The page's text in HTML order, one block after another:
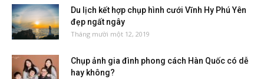
Du lịch kết hợp chụp hình cưới Vĩnh Hy Phú Yên
đẹp ngất ngây
Tháng mười một 12, 2019
Chụp ảnh gia đình phong cách Hàn Quốc có dễ
hay không?